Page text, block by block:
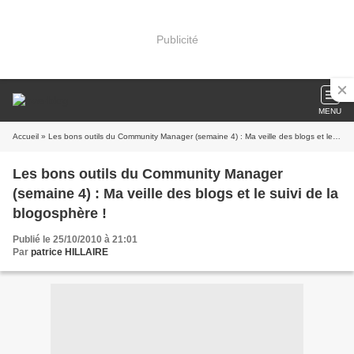
Publicité
MENU
Accueil » Les bons outils du Community Manager (semaine 4) : Ma veille des blogs et le suivi de la blogosphère !
Les bons outils du Community Manager
(semaine 4) : Ma veille des blogs et le suivi de la
blogosphère !
Publié le 25/10/2010 à 21:01
Par patrice HILLAIRE